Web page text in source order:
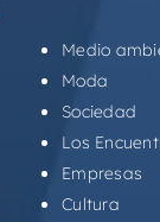
Medio
Moda
Sociedad
Los
Empresas
Cultura